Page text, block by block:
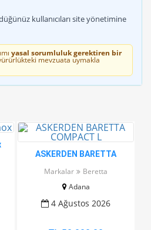
kullanıcıları site yönetimine
yasal sorumluluk gerektiren bir
mevzuata uymakla
ASKERDEN BARETTA
Markalar
Beretta
Adana
4 Ağustos 2026